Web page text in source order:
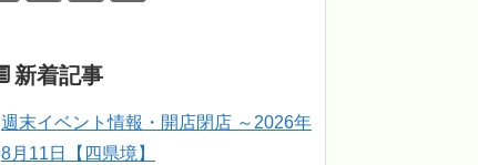
新着記事
週末イベント情報・開店閉店 ～2026年
8月11日【四県境】